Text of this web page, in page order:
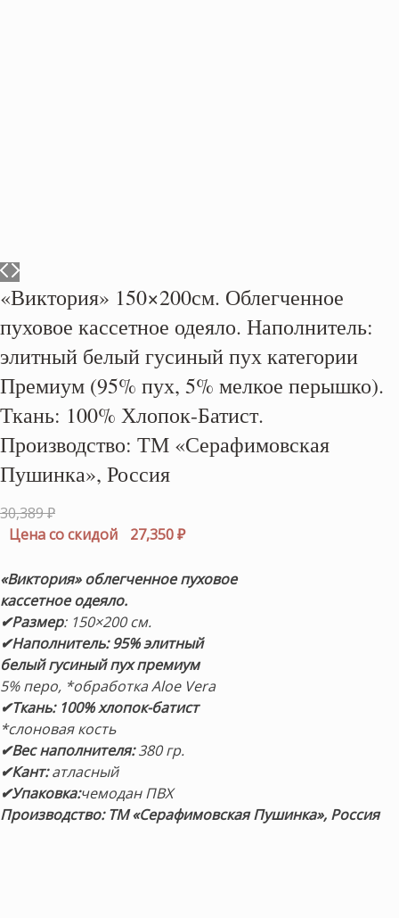
«Виктория» 150×200см. Облегченное
пуховое кассетное одеяло. Наполнитель:
элитный белый гусиный пух категории
Премиум (95% пух, 5% мелкое перышко).
Ткань: 100% Хлопок-Батист.
Производство: ТМ «Серафимовская
Пушинка», Россия
30,389₽Первоначальная
цена
30,389 ₽.
Цена со скидой 27,350₽Текущая
27,350 ₽.
«Виктория» облегченное пуховое
кассетное одеяло.
✔Размер: 150×200 см.
✔Наполнитель: 95%элитный
белый гусиный пух премиум
5% перо, *обработка Aloe Vera
✔Ткань: 100% хлопок-батист
*слоновая кость
✔Вес наполнителя:380 гр.
✔Кант:атласный
✔Упаковка:чемодан ПВХ
Производство: ТМ «Серафимовская Пушинка», Россия